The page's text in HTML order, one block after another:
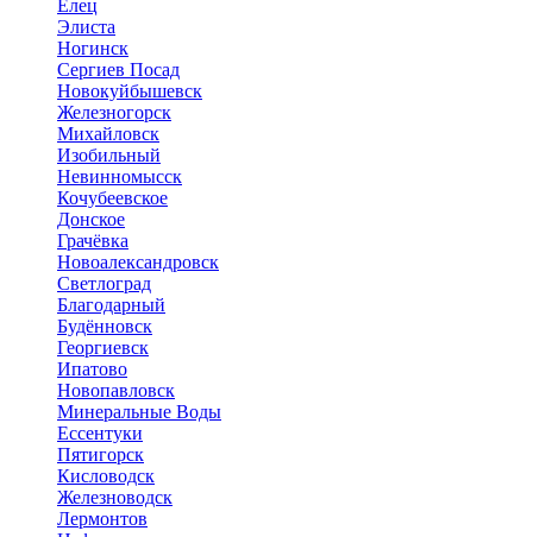
Елец
Элиста
Ногинск
Сергиев Посад
Новокуйбышевск
Железногорск
Михайловск
Изобильный
Невинномысск
Кочубеевское
Донское
Грачёвка
Новоалександровск
Светлоград
Благодарный
Будённовск
Георгиевск
Ипатово
Новопавловск
Минеральные Воды
Ессентуки
Пятигорск
Кисловодск
Железноводск
Лермонтов